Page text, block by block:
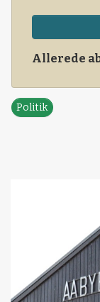
Allerede
Politik